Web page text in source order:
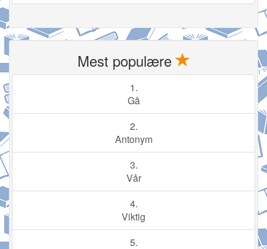
Mest populære
1.
Gå
2.
Antonym
3.
Vår
4.
Viktig
5.